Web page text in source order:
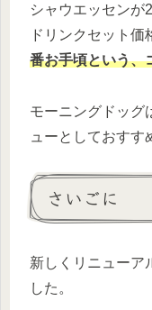
シャウエッセンが
ドリンクセット価
番お手頃という
モーニングドッグ
ューとしておすす
さいごに
新しくリニューア
した。